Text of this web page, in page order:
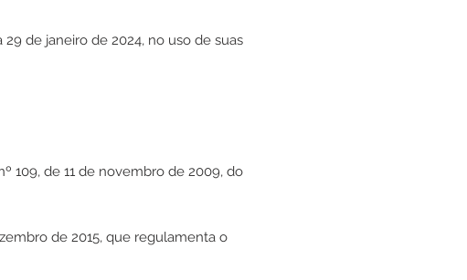
de janeiro de 2024, no uso de suas
109, de 11 de novembro de 2009, do
de 2015, que regulamenta o